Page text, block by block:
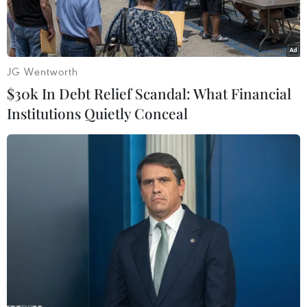
Kevin De Bruyne xứng đáng là thủ lĩnh của tuyển Bỉ. (Ảnh:
AFP/TTXVN)
Đội tuyển Bỉ đang được xem như một dải ngân
hà nhờ vô số ngôi sao. Trong số này, Kevin de
Bruyne được xem là ngôi sao sáng nhất, quan
JG Wentworth
$30k In Debt Relief Scandal: What Financial
Institutions Quietly Conceal